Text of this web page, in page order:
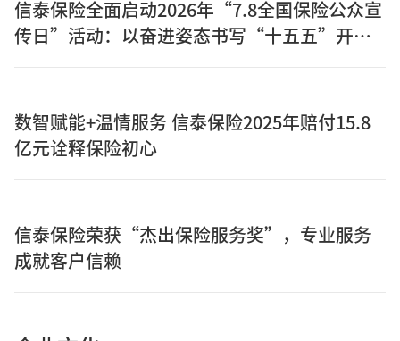
信泰保险全面启动2026年“7.8全国保险公众宣
传日”活动：以奋进姿态书写“十五五”开局
数智赋能+温情服务 信泰保险2025年赔付15.8
亿元诠释保险初心
信泰保险荣获“杰出保险服务奖”，专业服务
成就客户信赖